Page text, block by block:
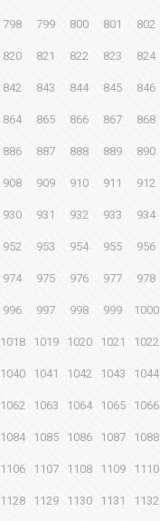
798 799 800 801 802
820 821 822 823 824
842 843 844 845 846
864 865 866 867 868
886 887 888 889 890
908 909 910 911 912
930 931 932 933 934
952 953 954 955 956
974 975 976 977 978
996 997 998 999 1000
1018 1019 1020 1021 1022
1040 1041 1042 1043 1044
1062 1063 1064 1065 1066
1084 1085 1086 1087 1088
1106 1107 1108 1109 1110
1128 1129 1130 1131 1132